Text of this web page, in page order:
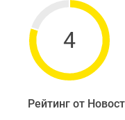
4
Рейтинг от